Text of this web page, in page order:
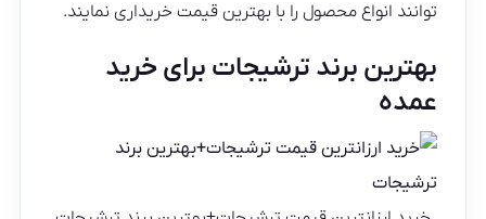
توانند انواع محصول را با بهترین قیمت خریداری نمایند.
بهترین برند ترشیجات برای خرید
عمده